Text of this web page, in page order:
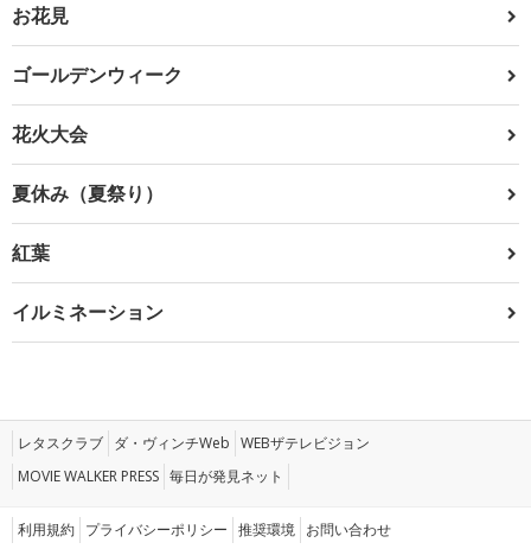
お花見
ゴールデンウィーク
花火大会
夏休み（夏祭り）
紅葉
イルミネーション
レタスクラブ ダ・ヴィンチWeb WEBザテレビジョン
MOVIE WALKER PRESS 毎日が発見ネット
利用規約 プライバシーポリシー 推奨環境 お問い合わせ